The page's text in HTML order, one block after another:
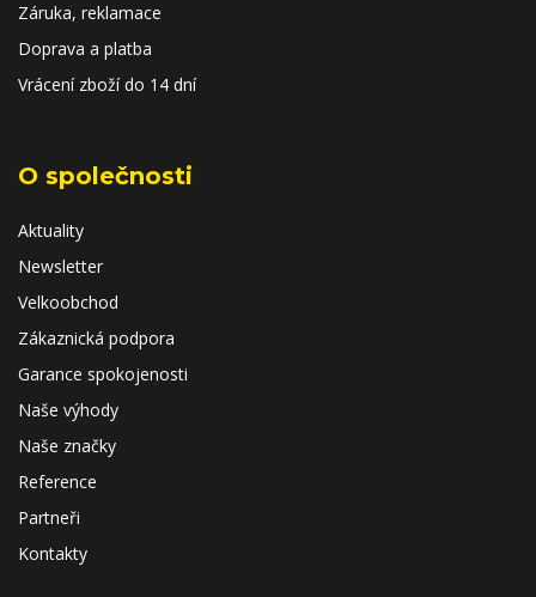
Záruka, reklamace
Doprava a platba
Vrácení zboží do 14 dní
O společnosti
Aktuality
Newsletter
Velkoobchod
Zákaznická podpora
Garance spokojenosti
Naše výhody
Naše značky
Reference
Partneři
Kontakty